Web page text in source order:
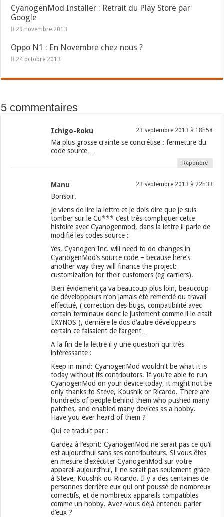
CyanogenMod Installer : Retrait du Play Store par
Google
29 novembre 2013
Oppo N1 : En Novembre chez nous ?
24 octobre 2013
5 commentaires
Ichigo-Roku 23 septembre 2013 à 18h58
Ma plus grosse crainte se concrétise : fermeture du
code source…
Répondre
Manu 23 septembre 2013 à 22h33
Bonsoir.
Je viens de lire la lettre et je dois dire que je suis
tomber sur le Cu*** c’est très compliquer cette
histoire avec Cyanogenmod, dans la lettre il parle de
modifié les codes source :
Yes, Cyanogen Inc. will need to do changes in
CyanogenMod’s source code – because here’s
another way they will finance the project:
customization for their customers (eg carriers).
Bien évidement ça va beaucoup plus loin, beaucoup
de développeurs n’on jamais été remercié du travail
effectué, ( correction des bugs, compatibilité avec
certain terminaux donc le justement comme il le citait
EXYNOS ), dernière le dos d’autre développeurs
certain ce faisaient de l’argent…
A la fin de la lettre il y une question qui très
intéressante :
Keep in mind: CyanogenMod wouldn’t be what it is
today without its contributors. If you’re able to run
CyanogenMod on your device today, it might not be
only thanks to Steve, Koushik or Ricardo. There are
hundreds of people behind them who pushed many
patches, and enabled many devices as a hobby.
Have you ever heard of them ?
Qui ce traduit par :
Gardez à l’esprit: CyanogenMod ne serait pas ce qu’il
est aujourd’hui sans ses contributeurs. Si vous êtes
en mesure d’exécuter CyanogenMod sur votre
appareil aujourd’hui, il ne serait pas seulement grâce
à Steve, Koushik ou Ricardo. Il y a des centaines de
personnes derrière eux qui ont poussé de nombreux
correctifs, et de nombreux appareils compatibles
comme un hobby. Avez-vous déjà entendu parler
d’eux ?